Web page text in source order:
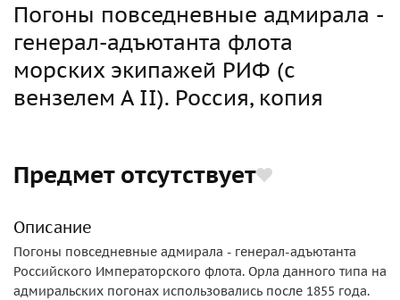
Погоны повседневные адмирала -
генерал-адъютанта флота
морских экипажей РИФ (с
вензелем А II). Россия, копия
Предмет отсутствует
Описание
Погоны повседневные адмирала - генерал-адъютанта
Российского Императорского флота. Орла данного типа на
адмиральских погонах использовались после 1855 года.